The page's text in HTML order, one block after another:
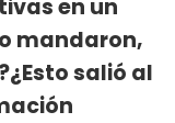
en un
mandaron,
salió al